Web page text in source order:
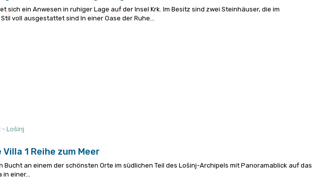
sich ein Anwesen in ruhiger Lage auf der Insel Krk. Im Besitz sind zwei Steinhäuser, die im
voll ausgestattet sind In einer Oase der Ruhe...
Villa 1 Reihe zum Meer
Bucht an einem der schönsten Orte im südlichen Teil des Lošinj-Archipels mit Panoramablick auf das
einer...